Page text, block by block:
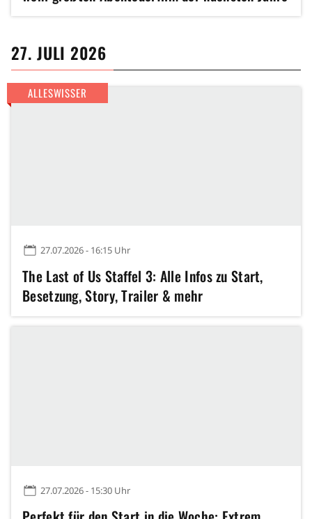
mitspielen
27. JULI 2026
27.07.2026 - 16:15 Uhr
The Last of Us Staffel 3: Alle Infos zu Start,
Besetzung, Story, Trailer & mehr
ALLESWISSER
27.07.2026 - 15:30 Uhr